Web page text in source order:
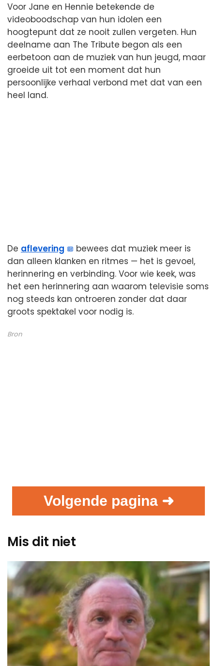
Voor Jane en Hennie betekende de
videoboodschap van hun idolen een
hoogtepunt dat ze nooit zullen vergeten. Hun
deelname aan The Tribute begon als een
eerbetoon aan de muziek van hun jeugd, maar
groeide uit tot een moment dat hun
persoonlijke verhaal verbond met dat van een
heel land.
De aflevering
bewees dat muziek meer is
dan alleen klanken en ritmes — het is gevoel,
herinnering en verbinding. Voor wie keek, was
het een herinnering aan waarom televisie soms
nog steeds kan ontroeren zonder dat daar
groots spektakel voor nodig is.
Bron
Volgende pagina ➜
Mis dit niet